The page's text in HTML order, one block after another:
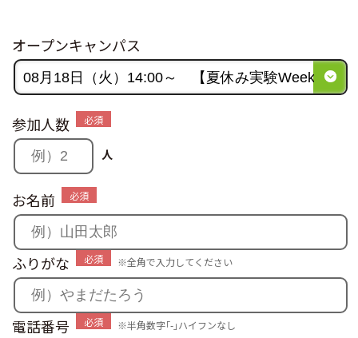
オープンキャンパス
参加人数 必須
人
お名前 必須
ふりがな 必須 ※全角で入力してください
電話番号 必須 ※半角数字｢-｣ハイフンなし